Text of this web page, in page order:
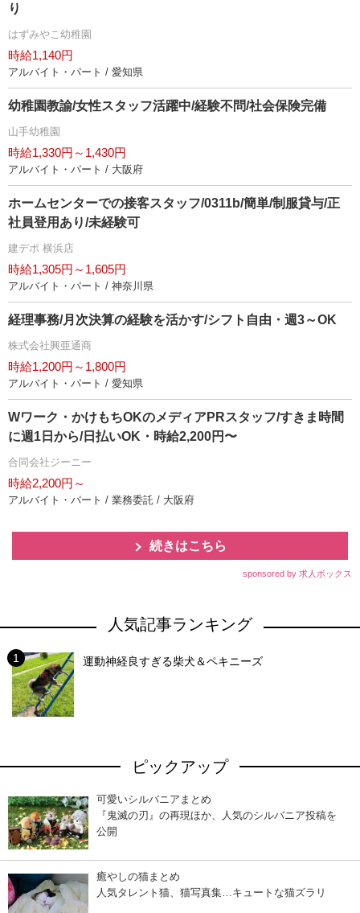
り
はずみやこ幼稚園
時給1,140円
アルバイト・パート / 愛知県
幼稚園教諭/女性スタッフ活躍中/経験不問/社会保険完備
山手幼稚園
時給1,330円～1,430円
アルバイト・パート / 大阪府
ホームセンターでの接客スタッフ/0311b/簡単/制服貸与/正
社員登用あり/未経験可
建デポ 横浜店
時給1,305円～1,605円
アルバイト・パート / 神奈川県
経理事務/月次決算の経験を活かす/シフト自由・週3～OK
株式会社興亜通商
時給1,200円～1,800円
アルバイト・パート / 愛知県
Wワーク・かけもちOKのメディアPRスタッフ/すきま時間
に週1日から/日払いOK・時給2,200円〜
合同会社ジーニー
時給2,200円～
アルバイト・パート / 業務委託 / 大阪府
続きはこちら
sponsored by 求人ボックス
人気記事ランキング
運動神経良すぎる柴犬＆ペキニーズ
ピックアップ
可愛いシルバニアまとめ
『鬼滅の刃』の再現ほか、人気のシルバニア投稿を
公開
癒やしの猫まとめ
人気タレント猫、猫写真集…キュートな猫ズラリ